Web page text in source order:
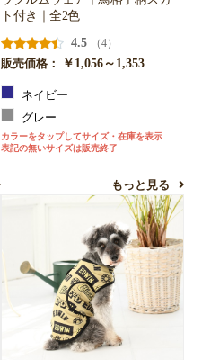
ト付き｜全2色
4.5
（4）
販売価格：
￥1,056～1,353
ネイビー
グレー
カラーをタップしてサイズ・在庫を表示
表記の無いサイズは販売終了
もっと見る